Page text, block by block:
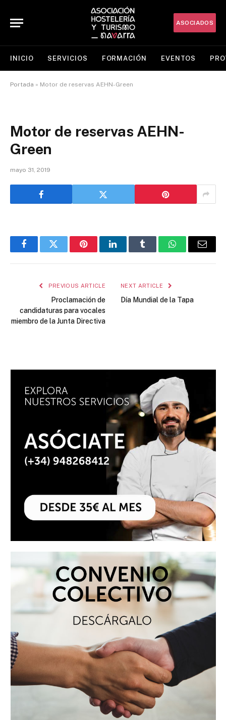
ASOCIADOS
INICIO SERVICIOS FORMACIÓN EVENTOS
Portada » Motor de reservas AEHN-Green
Motor de reservas AEHN-
Green
mayo 31, 2019
FacebookTwitter PinterestLinkedInTumblr WhatsAppEmail
PREVIOUS ARTICLE
Proclamación de
candidaturas para vocales
miembro de la Junta Directiva
NEXT ARTICLE
Día Mundial de la Tapa